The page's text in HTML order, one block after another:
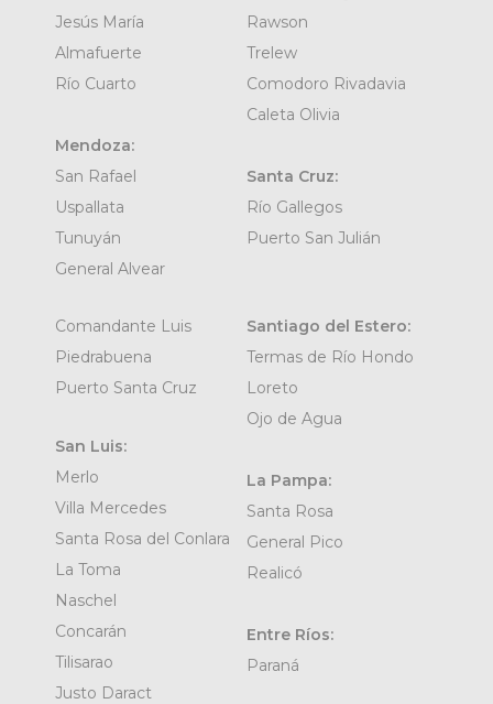
Jesús María
Almafuerte
Río Cuarto
Mendoza:
San Rafael
Uspallata
Tunuyán
General Alvear
Rawson
Trelew
Comodoro Rivadavia
Caleta Olivia
Santa Cruz:
Río Gallegos
Puerto San Julián
Comandante Luis
Piedrabuena
Puerto Santa Cruz
San Luis:
Merlo
Villa Mercedes
Santa Rosa del Conlara
La Toma
Naschel
Concarán
Tilisarao
Justo Daract
Santiago del Estero:
Termas de Río Hondo
Loreto
Ojo de Agua
La Pampa:
Santa Rosa
General Pico
Realicó
Entre Ríos:
Paraná